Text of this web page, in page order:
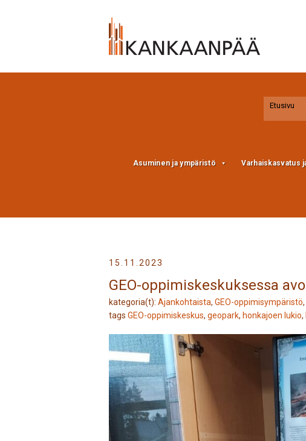
Etusivu
Asuminen ja ympäristö Varhaiskasvatus
15.11.2023
GEO-oppimiskeskuksessa
kategoria(t): Ajankohtaista, GEO-oppimisympäristö,
tags GEO-oppimiskeskus, geopark, honkajoen lukio,